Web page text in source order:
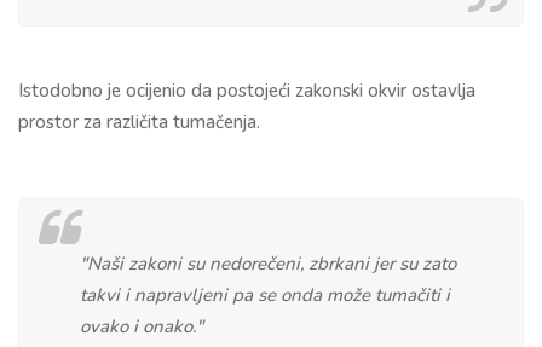
Istodobno je ocijenio da postojeći zakonski okvir ostavlja
prostor za različita tumačenja.
"Naši zakoni su nedorečeni, zbrkani jer su zato
takvi i napravljeni pa se onda može tumačiti i
ovako i onako."